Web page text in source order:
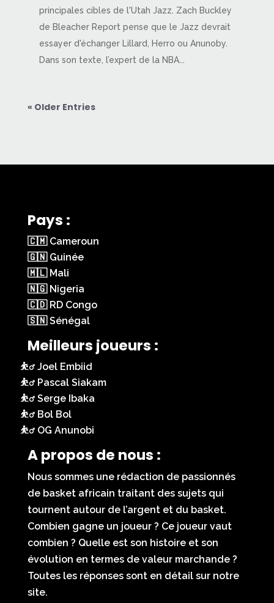
principales cibles de l'Utah Jazz. Zach Buckley
de Bleacher Report pense que le Jazz devrait
essayer d'échanger Lillard, Herro ou Anunoby.
Dans son texte, l’expert de la NBA...
« Older Entries
Pays :
🇨🇲 Cameroun
🇬🇳 Guinée
🇲🇱 Mali
🇳🇬 Nigeria
🇨🇩 RD Congo
🇸🇳 Sénégal
Meilleurs joueurs :
Joel Embiid
Pascal Siakam
Serge Ibaka
Bol Bol
OG Anunobi
A propos de nous :
Nous sommes une rédaction de passionnés
de basket africain traitant des sujets qui
tournent autour de l’argent et du basket.
Combien gagne un joueur ? Ce joueur vaut
combien ? Quelle est son histoire et son
évolution en termes de valeur marchande ?
Toutes les réponses sont en détail sur notre
site.